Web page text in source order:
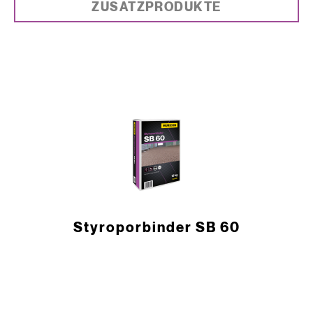
ZUSATZPRODUKTE
Styroporbinder SB 60